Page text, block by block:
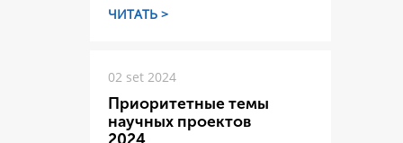
ЧИТАТЬ >
02 set 2024
Приоритетные темы
научных проектов